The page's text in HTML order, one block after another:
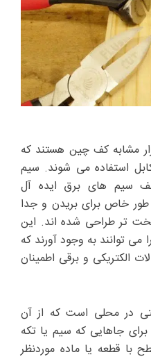
مشابه کف چین هستند که
استفاده می شوند. سیم
سیم های برق ایده آل
طور خاص برای بریدن و جدا
تر طراحی شده اند. این
می توانند به وجود آورند که
الکتریکی و برقی اطمینان
در محلی است که از آن
جاهایی که سیم یا تکه
با قطعه یا ماده موردنظر